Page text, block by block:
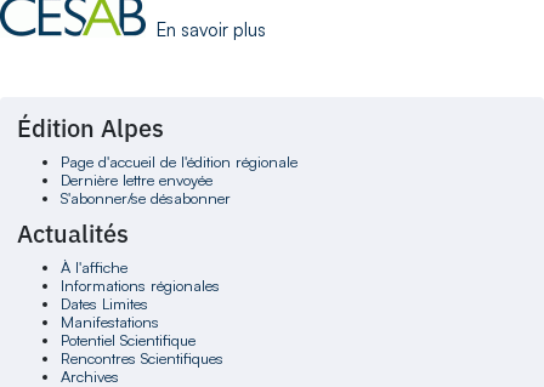
En savoir plus
Édition Alpes
Page d'accueil de l'édition régionale
Dernière lettre envoyée
S'abonner/se désabonner
Actualités
À l'affiche
Informations régionales
Dates Limites
Manifestations
Potentiel Scientifique
Rencontres Scientifiques
Archives